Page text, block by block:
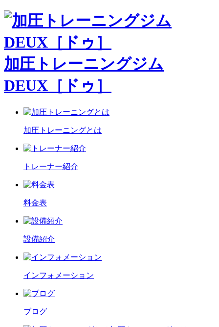
加圧トレーニングジム
DEUX［ドゥ］
加圧トレーニングとは
トレーナー紹介
料金表
設備紹介
インフォメーション
ブログ